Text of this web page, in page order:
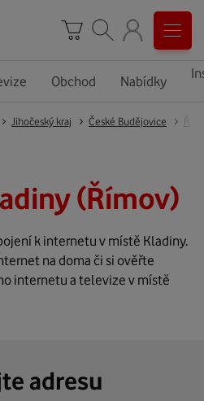
Obchod Nabídky
Jihočeský kraj České Budějovice
(Římov)
k internetu v místě Kladiny.
na doma či si ověřte
internetu a televize v místě
adresu